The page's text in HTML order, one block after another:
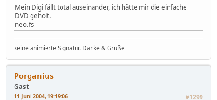
Mein Digi fällt total auseinander, ich hätte mir die einfache
DVD geholt.
neo.fs
keine animierte Signatur. Danke & Grüße
Porganius
Gast
11 Juni 2004, 19:19:06 #1299